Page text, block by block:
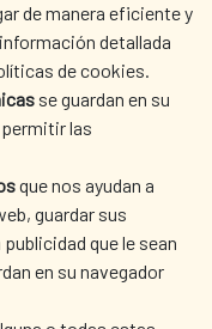
de manera eficiente y
detallada
de cookies.
se guardan en su
las
que nos ayudan a
guardar sus
que le sean
en su navegador
COOPERAMOS
SALA DE PRENSA
BIBLIOTECA